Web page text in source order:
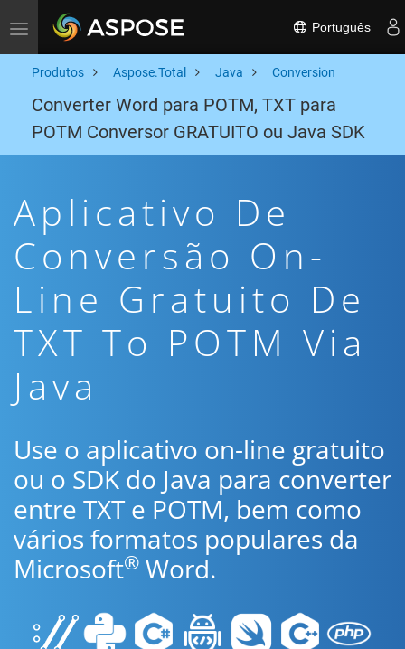
Toggle navigation Português
Produtos Aspose.Total Java Conversion
Converter Word para POTM, TXT para
POTM Conversor GRATUITO ou Java SDK
Aplicativo De
Conversão On-
Line Gratuito De
TXT To POTM Via
Java
Use o aplicativo on-line gratuito
ou o SDK do Java para converter
entre TXT e POTM, bem como
vários formatos populares da
Microsoft® Word.